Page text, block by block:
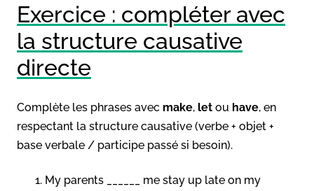
Exercice : compléter avec
la structure causative
directe
Complète les phrases avec make, let ou have, en
respectant la structure causative (verbe + objet +
base verbale / participe passé si besoin).
My parents ______ me stay up late on my